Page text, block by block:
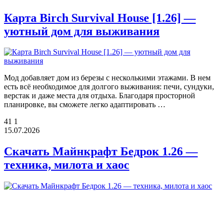
Карта Birch Survival House [1.26] —
уютный дом для выживания
Мод добавляет дом из березы с несколькими этажами. В нем
есть всё необходимое для долгого выживания: печи, сундуки,
верстак и даже места для отдыха. Благодаря просторной
планировке, вы сможете легко адаптировать …
41 1
15.07.2026
Скачать Майнкрафт Бедрок 1.26 —
техника, милота и хаос